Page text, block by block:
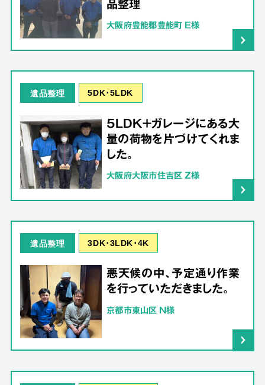
品整理
大阪府豊能郡豊能町 E様
遺品整理 5DK･5LDK
5LDK＋ガレージにある大
量の荷物を片づけてくれま
した。
大阪府大阪市住吉区 Z様
遺品整理 3DK･3LDK･4K
悪天候の中、予定通り作業
を行っていただきました。
京都市東山区 N様